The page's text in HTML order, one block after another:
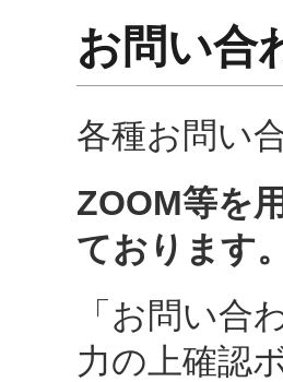
お問い合
各種お問い
ZOOM等を
ております。
「お問い合
力の上確認